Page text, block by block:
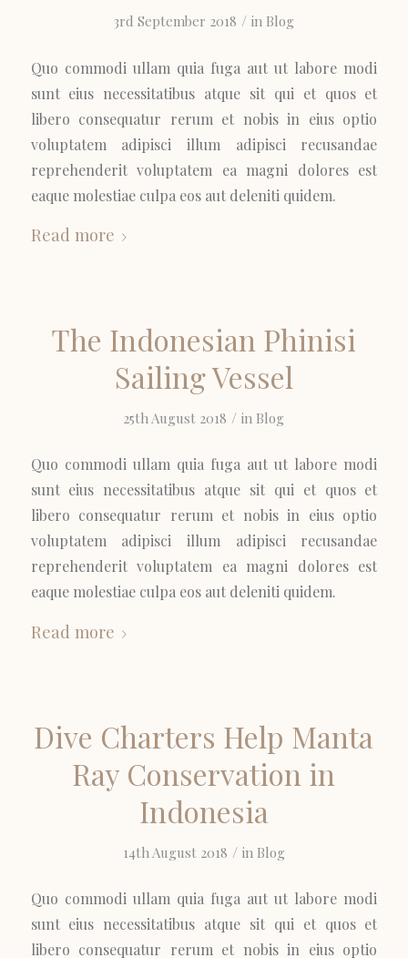
3rd September 2018 / in Blog
Quo commodi ullam quia fuga aut ut labore modi
sunt eius necessitatibus atque sit qui et quos et
libero consequatur rerum et nobis in eius optio
voluptatem adipisci illum adipisci recusandae
reprehenderit voluptatem ea magni dolores est
eaque molestiae culpa eos aut deleniti quidem.
Read more
The Indonesian Phinisi
Sailing Vessel
25th August 2018 / in Blog
Quo commodi ullam quia fuga aut ut labore modi
sunt eius necessitatibus atque sit qui et quos et
libero consequatur rerum et nobis in eius optio
voluptatem adipisci illum adipisci recusandae
reprehenderit voluptatem ea magni dolores est
eaque molestiae culpa eos aut deleniti quidem.
Read more
Dive Charters Help Manta
Ray Conservation in
Indonesia
14th August 2018 / in Blog
Quo commodi ullam quia fuga aut ut labore modi
sunt eius necessitatibus atque sit qui et quos et
libero consequatur rerum et nobis in eius optio